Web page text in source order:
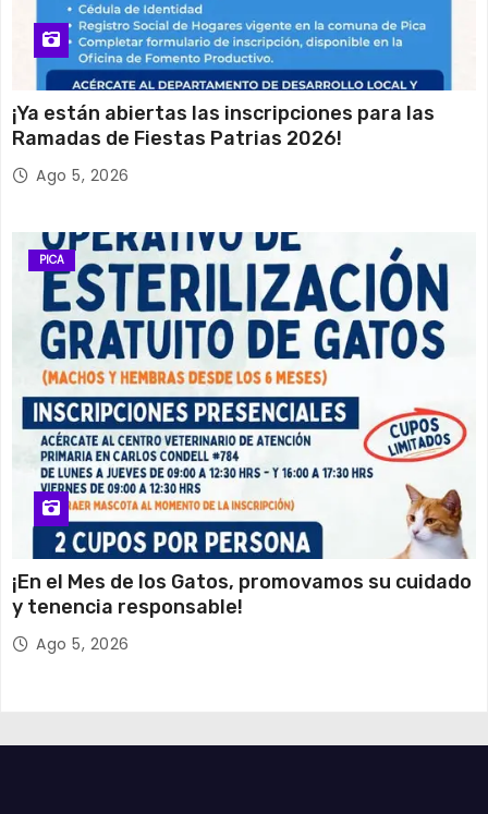
¡Ya están abiertas las inscripciones para las
Ramadas de Fiestas Patrias 2026!
Ago 5, 2026
PICA
¡En el Mes de los Gatos, promovamos su cuidado
y tenencia responsable!
Ago 5, 2026